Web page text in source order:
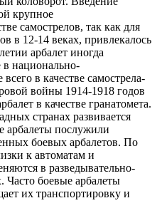
крупное
самострелов, так как для
в 12-14 веках, привлекалось
арбалет иногда
в национально-
в качестве самострела-
войны 1914-1918 годов
в качестве гранатомета.
странах развивается
арбалеты послужили
боевых арбалетов. По
к автоматам и
в разведывательно-
Часто боевые арбалеты
их транспортировку и